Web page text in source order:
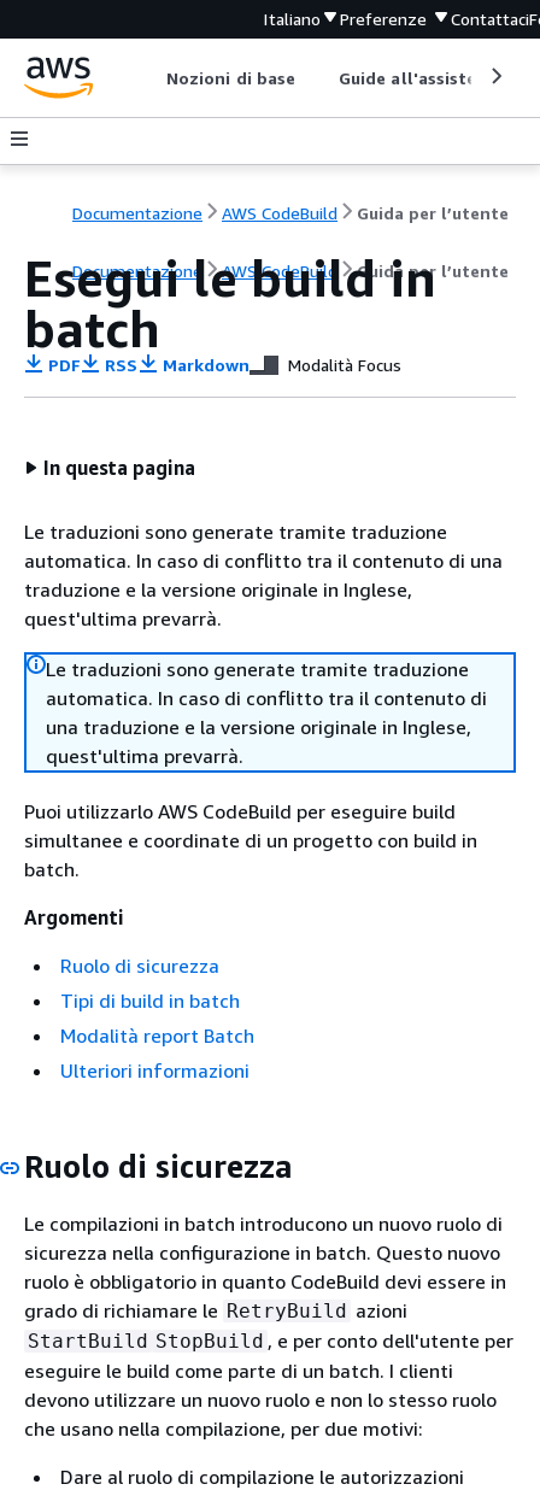
Italiano Preferenze Contattaci
Nozioni di base Guide all'assistenza
Documentazione AWS CodeBuild Guida per l’utente
Documentazione AWS CodeBuild Guida per l’utente
Esegui le build in
batch
PDF RSS Markdown Modalità Focus
In questa pagina
Le traduzioni sono generate tramite traduzione
automatica. In caso di conflitto tra il contenuto di una
traduzione e la versione originale in Inglese,
quest'ultima prevarrà.
Le traduzioni sono generate tramite traduzione
automatica. In caso di conflitto tra il contenuto di
una traduzione e la versione originale in Inglese,
quest'ultima prevarrà.
Puoi utilizzarlo AWS CodeBuild per eseguire build
simultanee e coordinate di un progetto con build in
batch.
Argomenti
Ruolo di sicurezza
Tipi di build in batch
Modalità report Batch
Ulteriori informazioni
Ruolo di sicurezza
Le compilazioni in batch introducono un nuovo ruolo di
sicurezza nella configurazione in batch. Questo nuovo
ruolo è obbligatorio in quanto CodeBuild devi essere in
grado di richiamare le RetryBuild azioni
StartBuild StopBuild , e per conto dell'utente per
eseguire le build come parte di un batch. I clienti
devono utilizzare un nuovo ruolo e non lo stesso ruolo
che usano nella compilazione, per due motivi:
Dare al ruolo di compilazione le autorizzazioni